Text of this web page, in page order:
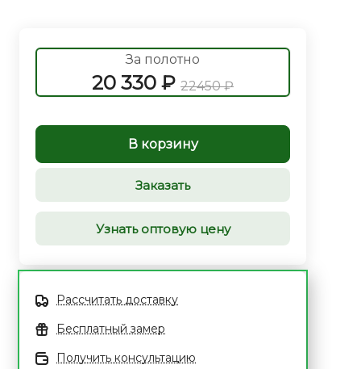
За полотно
20 330 ₽ 22450 ₽
В корзину
Заказать
Узнать оптовую цену
Рассчитать доставку
Бесплатный замер
Получить консультацию